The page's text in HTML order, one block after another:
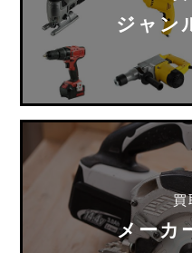
ジャン
買
メーカ